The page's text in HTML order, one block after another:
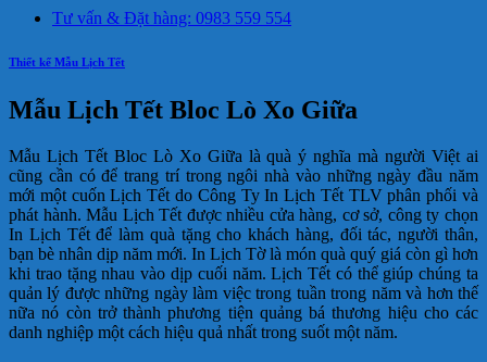
Tư vấn & Đặt hàng: 0983 559 554
Thiết kế Mẫu Lịch Tết
Mẫu Lịch Tết Bloc Lò Xo Giữa
Mẫu Lịch Tết Bloc Lò Xo Giữa là quà ý nghĩa mà người Việt ai
cũng cần có để trang trí trong ngôi nhà vào những ngày đầu năm
mới một cuốn Lịch Tết do Công Ty In Lịch Tết TLV phân phối và
phát hành. Mẫu Lịch Tết được nhiều cửa hàng, cơ sở, công ty chọn
In Lịch Tết để làm quà tặng cho khách hàng, đối tác, người thân,
bạn bè nhân dịp năm mới. In Lịch Tờ là món quà quý giá còn gì hơn
khi trao tặng nhau vào dịp cuối năm. Lịch Tết có thể giúp chúng ta
quản lý được những ngày làm việc trong tuần trong năm và hơn thế
nữa nó còn trở thành phương tiện quảng bá thương hiệu cho các
danh nghiệp một cách hiệu quả nhất trong suốt một năm.